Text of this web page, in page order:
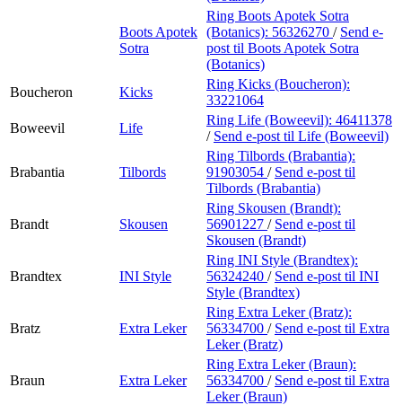
Boots Apotek
Sotra
Ring Boots Apotek Sotra
(Botanics): 56326270 / Send e-
post til Boots Apotek Sotra
(Botanics)
Boucheron
Kicks
Ring Kicks (Boucheron):
33221064
Boweevil
Life
Ring Life (Boweevil): 46411378
/ Send e-post til Life (Boweevil)
Brabantia Tilbords
Ring Tilbords (Brabantia):
91903054 / Send e-post til
Tilbords (Brabantia)
Brandt Skousen
Ring Skousen (Brandt):
56901227 / Send e-post til
Skousen (Brandt)
Brandtex INI Style
Ring INI Style (Brandtex):
56324240 / Send e-post til INI
Style (Brandtex)
Bratz Extra Leker
Ring Extra Leker (Bratz):
56334700 / Send e-post til Extra
Leker (Bratz)
Braun Extra Leker
Ring Extra Leker (Braun):
56334700 / Send e-post til Extra
Leker (Braun)